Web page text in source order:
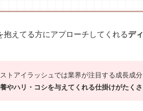
抱えてる方にアプローチしてくれるデ
トアイラッシュでは業界が注目する成長成
やハリ・コシを与えてくれる仕掛けがたく